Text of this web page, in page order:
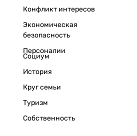
Конфликт интересов
Экономическая
безопасность
Персоналии
Социум
История
Круг семьи
Туризм
Собственность